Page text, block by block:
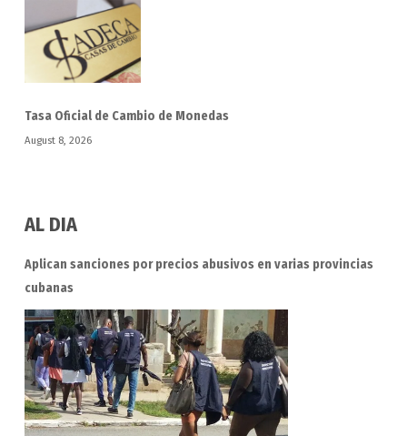
Tasa Oficial de Cambio de Monedas
August 8, 2026
AL DIA
Aplican sanciones por precios abusivos en varias provincias
cubanas